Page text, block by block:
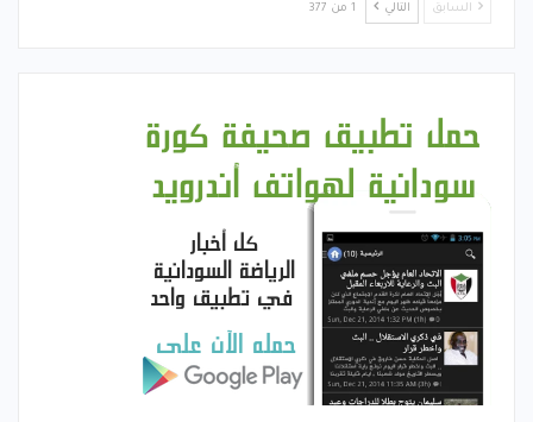
السابق التالي 1 من 377